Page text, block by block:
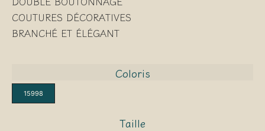
COUTURES DÉCORATIVES
BRANCHÉ ET ÉLÉGANT
Coloris
15998
Taille